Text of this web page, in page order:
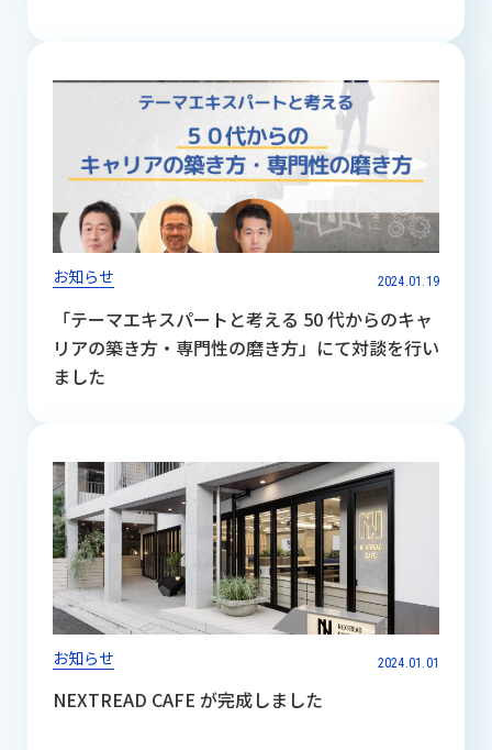
お知らせ 2024.01.19
「テーマエキスパートと考える 50 代からのキャ
リアの築き方・専門性の磨き方」にて対談を行い
ました
お知らせ 2024.01.01
NEXTREAD CAFE が完成しました